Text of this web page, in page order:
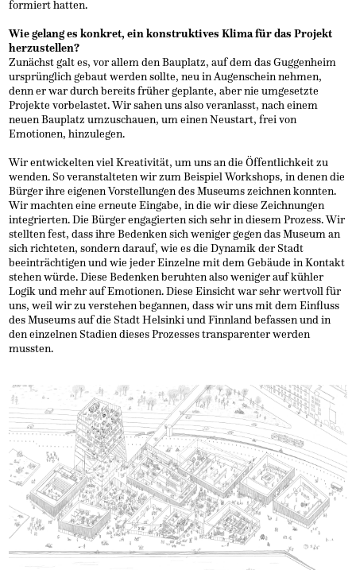
formiert hatten.
Wie gelang es konkret, ein konstruktives Klima für das Projekt
herzustellen?
Zunächst galt es, vor allem den Bauplatz, auf dem das Guggenheim
ursprünglich gebaut werden sollte, neu in Augenschein nehmen,
denn er war durch bereits früher geplante, aber nie umgesetzte
Projekte vorbelastet. Wir sahen uns also veranlasst, nach einem
neuen Bauplatz umzuschauen, um einen Neustart, frei von
Emotionen, hinzulegen.
Wir entwickelten viel Kreativität, um uns an die Öffentlichkeit zu
wenden. So veranstalteten wir zum Beispiel Workshops, in denen die
Bürger ihre eigenen Vorstellungen des Museums zeichnen konnten.
Wir machten eine erneute Eingabe, in die wir diese Zeichnungen
integrierten. Die Bürger engagierten sich sehr in diesem Prozess. Wir
stellten fest, dass ihre Bedenken sich weniger gegen das Museum an
sich richteten, sondern darauf, wie es die Dynamik der Stadt
beeinträchtigen und wie jeder Einzelne mit dem Gebäude in Kontakt
stehen würde. Diese Bedenken beruhten also weniger auf kühler
Logik und mehr auf Emotionen. Diese Einsicht war sehr wertvoll für
uns, weil wir zu verstehen begannen, dass wir uns mit dem Einfluss
des Museums auf die Stadt Helsinki und Finnland befassen und in
den einzelnen Stadien dieses Prozesses transparenter werden
mussten.